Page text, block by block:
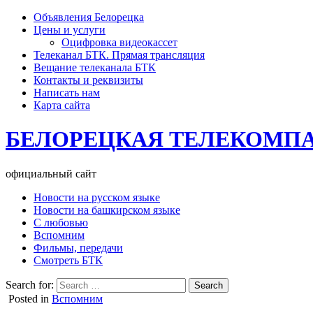
Объявления Белорецка
Цены и услуги
Оцифровка видеокассет
Телеканал БТК. Прямая трансляция
Вещание телеканала БТК
Контакты и реквизиты
Написать нам
Карта сайта
БЕЛОРЕЦКАЯ
официальный сайт
Новости на русском языке
Новости на башкирском языке
С любовью
Вспомним
Фильмы, передачи
Смотреть БТК
Search for:
Posted in Вспомним